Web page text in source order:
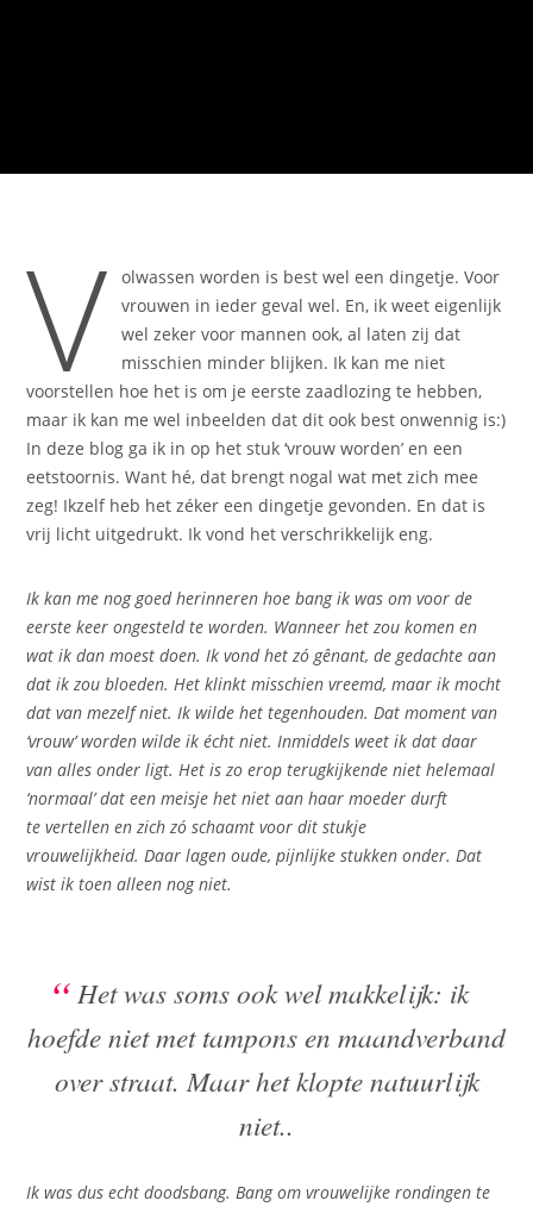
V
olwassen worden is best wel een dingetje. Voor
vrouwen in ieder geval wel. En, ik weet eigenlijk
wel zeker voor mannen ook, al laten zij dat
misschien minder blijken. Ik kan me niet
voorstellen hoe het is om je eerste zaadlozing te hebben,
maar ik kan me wel inbeelden dat dit ook best onwennig is:)
In deze blog ga ik in op het stuk ‘vrouw worden’ en een
eetstoornis. Want hé, dat brengt nogal wat met zich mee
zeg! Ikzelf heb het zéker een dingetje gevonden. En dat is
vrij licht uitgedrukt. Ik vond het verschrikkelijk eng.
Ik kan me nog goed herinneren hoe bang ik was om voor de
eerste keer ongesteld te worden. Wanneer het zou komen en
wat ik dan moest doen. Ik vond het zó gênant, de gedachte aan
dat ik zou bloeden. Het klinkt misschien vreemd, maar ik mocht
dat van mezelf niet. Ik wilde het tegenhouden. Dat moment van
‘vrouw’ worden wilde ik écht niet. Inmiddels weet ik dat daar
van alles onder ligt. Het is zo erop terugkijkende niet helemaal
‘normaal’ dat een meisje het niet aan haar moeder durft
te vertellen en zich zó schaamt voor dit stukje
vrouwelijkheid. Daar lagen oude, pijnlijke stukken onder. Dat
wist ik toen alleen nog niet.
Het was soms ook wel makkelijk: ik
hoefde niet met tampons en maandverband
over straat. Maar het klopte natuurlijk
niet..
Ik was dus echt doodsbang. Bang om vrouwelijke rondingen te